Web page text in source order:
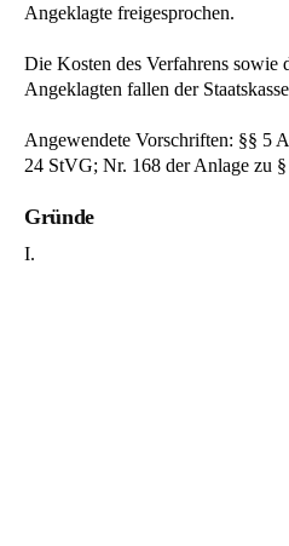
Angeklagte freigesprochen.
Die Kosten des Verfahrens sowie
Angeklagten fallen der
Angewendete Vorschriften: §§ 5
24 StVG; Nr. 168 der Anlage zu
Gründe
I.